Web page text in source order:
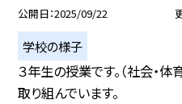
公開日 2025/09/22
学校の様子
３年生の授業です。（社会・
取り組んでいます。